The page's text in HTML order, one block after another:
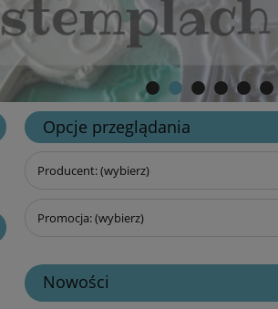
Opcje przeglądania
Producent: (wybierz)
Promocja: (wybierz)
Nowości